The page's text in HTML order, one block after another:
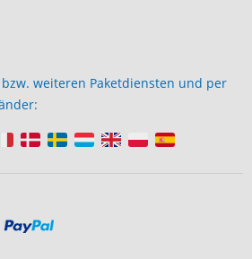
weiteren Paketdiensten und per